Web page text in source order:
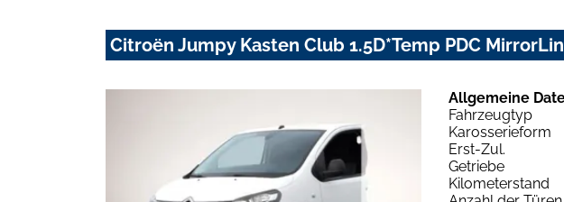
Citroën Jumpy Kasten Club 1.5D*Temp PDC
Allgemeine
Fahrzeugtyp
Karosserieform
Erst-Zul.
Getriebe
Kilometerstand